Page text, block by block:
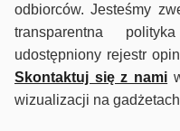
odbiorców. Jesteśmy
transparentna
udostępniony rejestr
Skontaktuj się z nami
wizualizacji na